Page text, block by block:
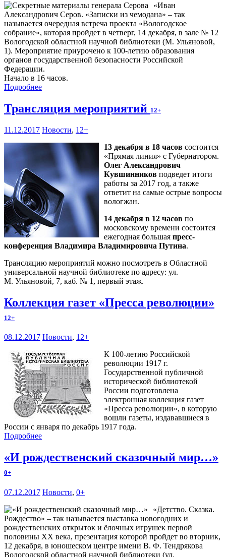
«Иван
Александрович Серов. «Записки из чемодана» – так
называется очередная встреча проекта «Вологодское
собрание», которая пройдет в четверг, 14 декабря, в зале № 12
Вологодской областной научной библиотеки (М. Ульяновой,
1). Мероприятие приурочено к 100-летию образования
органов государственной безопасности Российской
Федерации.
Начало в 16 часов.
Подробнее
Трансляция мероприятий 12+
11.12.2017 Новости, 12+
13 декабря в 18 часов состоится
«Прямая линия» с Губернатором.
Олег Александрович
Кувшинников подведет итоги
работы за 2017 год, а также
ответит на самые острые вопросы
вологжан.
14 декабря в 12 часов по
московскому времени состоится
ежегодная большая пресс-
конференция Владимира Владимировича Путина.
Трансляцию мероприятий можно посмотреть в Областной
универсальной научной библиотеке по адресу: ул.
М. Ульяновой, 7, каб. № 1, первый этаж.
Коллекция газет «Пресса революции»
12+
08.12.2017 Новости, 12+
К 100-летию Российской
революции 1917 г.
Государственной публичной
исторической библиотекой
России подготовлена
электронная коллекция газет
«Пресса революции», в которую
вошли газеты, издававшиеся в
России с января по декабрь 1917 года.
Подробнее
«И рождественский сказочный мир…»
0+
07.12.2017 Новости, 0+
«Детство. Сказка.
Рождество» – так называется выставка новогодних и
рождественских открыток и ёлочных игрушек первой
половины ХХ века, презентация которой пройдет во вторник,
12 декабря, в юношеском центре имени В. Ф. Тендрякова
Вологодской областной научной библиотеки (ул.